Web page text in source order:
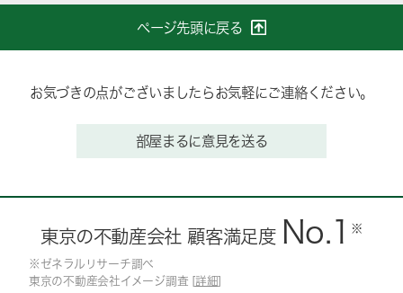
ページ先頭に戻る
お気づきの点がございましたらお気軽にご連絡ください。
部屋まるに意見を送る
東京の不動産会社 顧客満足度 No.1 ※
※ゼネラルリサーチ調べ
東京の不動産会社イメージ調査 [ 詳細